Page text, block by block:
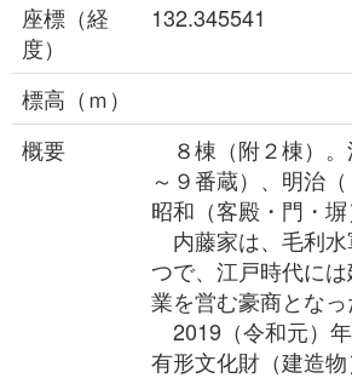
座標（経
度）
132.345541
標高（ｍ）
概要
８棟（附２棟）。
～９番蔵）、明治（
昭和（客殿・門・塀
内藤家は、毛利
つで、江戸時代に
業を営む豪商となっ
2019（令和元）
有形文化財（建造物